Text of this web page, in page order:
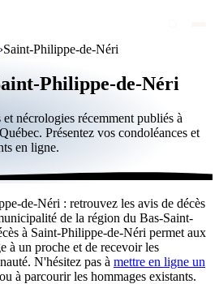
›Saint-Philippe-de-Néri
Philippe-de-Néri
nécrologies récemment publiés à
Présentez vos condoléances et
en ligne.
de-Néri : retrouvez les avis de décès
de la région du Bas-Saint-
à Saint-Philippe-de-Néri permet aux
à un proche et de recevoir les
N'hésitez pas à mettre en ligne un
à parcourir les hommages existants.